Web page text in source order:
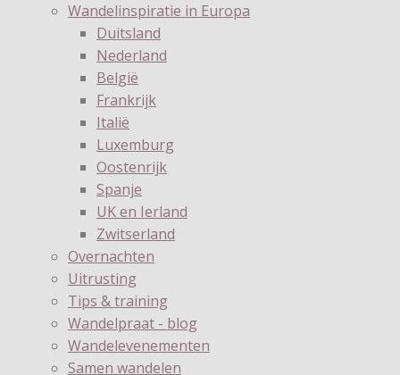
Wandelinspiratie in Europa
Duitsland
Nederland
België
Frankrijk
Italië
Luxemburg
Oostenrijk
Spanje
UK en Ierland
Zwitserland
Overnachten
Uitrusting
Tips & training
Wandelpraat - blog
Wandelevenementen
Samen wandelen